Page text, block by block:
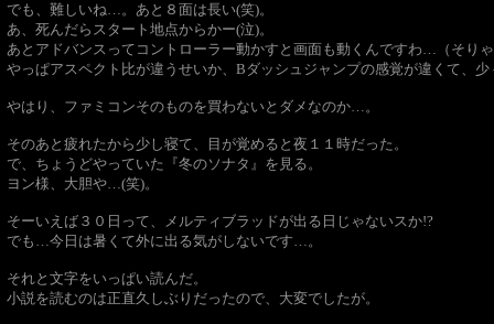
でも、難しいね…。あと８面は長い(笑)。
あ、死んだらスタート地点からかー(泣)。
あとアドバンスってコントローラー動かすと画面も動くんですわ…（そり
やっぱアスペクト比が違うせいか、Bダッシュジャンプの感覚が違くて、
やはり、ファミコンそのものを買わないとダメなのか…。
そのあと疲れたから少し寝て、目が覚めると夜１１時だった。
で、ちょうどやっていた『冬のソナタ』を見る。
ヨン様、大胆や…(笑)。
そーいえば３０日って、メルティブラッドが出る日じゃないスか!?
でも…今日は暑くて外に出る気がしないです…。
それと文字をいっぱい読んだ。
小説を読むのは正直久しぶりだったので、大変でしたが。